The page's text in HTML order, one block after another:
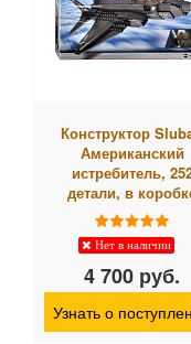
Конструктор
Американский
истребитель,
детали, в
Нет в наличии
4 700 руб.
Узнать о